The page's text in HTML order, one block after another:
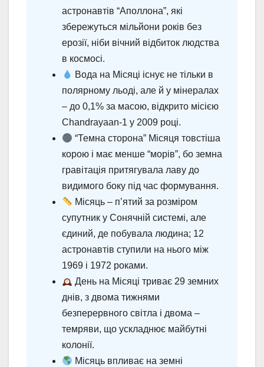
астронавтів “Аполлона”, які
збережуться мільйони років без
ерозії, ніби вічний відбиток людства
в космосі.
Вода на Місяці існує не тільки в
полярному льоді, але й у мінералах
– до 0,1% за масою, відкрито місією
Chandrayaan-1 у 2009 році.
“Темна сторона” Місяця товстіша
корою і має менше “морів”, бо земна
гравітація притягувала лаву до
видимого боку під час формування.
Місяць – п’ятий за розміром
супутник у Сонячній системі, але
єдиний, де побувала людина; 12
астронавтів ступили на нього між
1969 і 1972 роками.
День на Місяці триває 29 земних
днів, з двома тижнями
безперервного світла і двома –
темряви, що ускладнює майбутні
колонії.
Місяць впливає на земні